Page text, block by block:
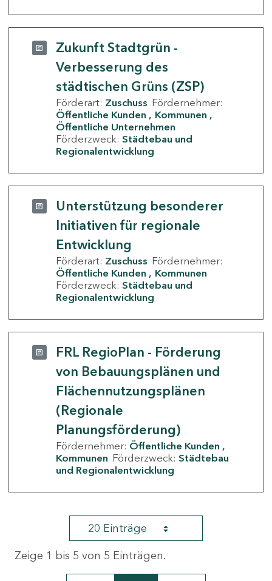
Zukunft Stadtgrün -
Verbesserung des
städtischen Grüns (ZSP)
Förderart: Zuschuss Fördernehmer:
Öffentliche Kunden
Kommunen
Öffentliche Unternehmen
Förderzweck: Städtebau und
Regionalentwicklung
Unterstützung besonderer
Initiativen für regionale
Entwicklung
Förderart: Zuschuss Fördernehmer:
Öffentliche Kunden
Kommunen
Förderzweck: Städtebau und
Regionalentwicklung
FRL RegioPlan - Förderung
von Bebauungsplänen und
Flächennutzungsplänen
(Regionale
Planungsförderung)
Fördernehmer: Öffentliche Kunden
Kommunen Förderzweck: Städtebau
und Regionalentwicklung
20 Einträge
Zeige 1 bis 5 von 5 Einträgen.